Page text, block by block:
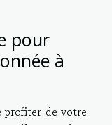
pour
à
profiter de votre